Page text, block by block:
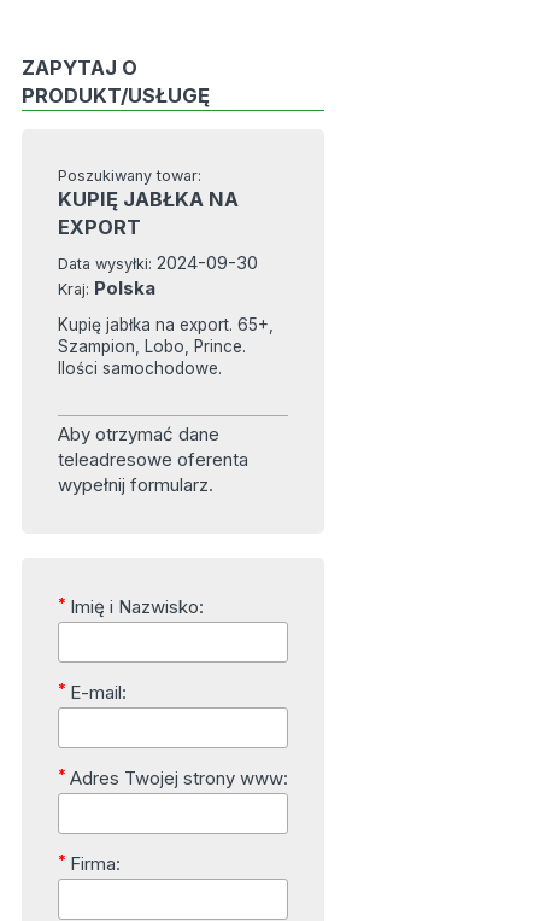
ZAPYTAJ O
PRODUKT/USŁUGĘ
Poszukiwany towar:
KUPIĘ JABŁKA NA
EXPORT
Data wysyłki: 2024-09-30
Kraj: Polska
Kupię jabłka na export. 65+,
Szampion, Lobo, Prince.
Ilości samochodowe.
Aby otrzymać dane
teleadresowe oferenta
wypełnij formularz.
* Imię i Nazwisko:
* E-mail:
* Adres Twojej strony www:
* Firma: